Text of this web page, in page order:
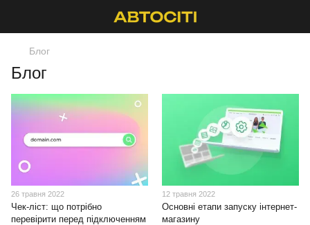
Блог
Блог
26 травня 2022
Чек-ліст: що потрібно
перевірити перед підключенням
12 травня 2022
Основні етапи запуску інтернет-
магазину